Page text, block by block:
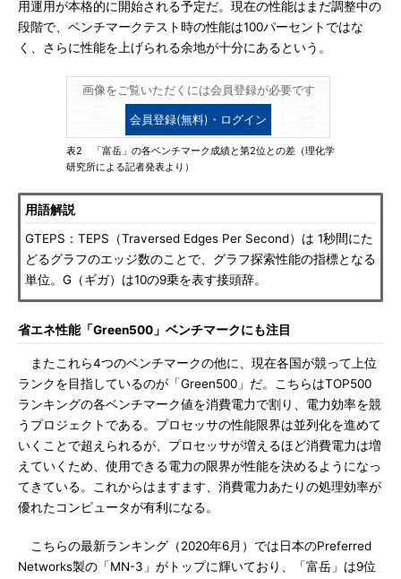
用運用が本格的に開始される予定だ。現在の性能はまだ調整中の
段階で、ベンチマークテスト時の性能は100パーセントではな
く、さらに性能を上げられる余地が十分にあるという。
画像をご覧いただくには会員登録が必要です
会員登録(無料)・ログイン
表2 「富岳」の各ベンチマーク成績と第2位との差（理化学
研究所による記者発表より）
用語解説
GTEPS：TEPS（Traversed Edges Per Second）は 1秒間にた
どるグラフのエッジ数のことで、グラフ探索性能の指標となる
単位。G（ギガ）は10の9乗を表す接頭辞。
省エネ性能「Green500」ベンチマークにも注目
またこれら4つのベンチマークの他に、現在各国が競って上位
ランクを目指しているのが「Green500」だ。こちらはTOP500
ランキングの各ベンチマーク値を消費電力で割り、電力効率を競
うプロジェクトである。プロセッサの性能限界は並列化を進めて
いくことで超えられるが、プロセッサが増えるほど消費電力は増
えていくため、使用できる電力の限界が性能を決めるようになっ
てきている。これからはますます、消費電力あたりの処理効率が
優れたコンピュータが有利になる。
こちらの最新ランキング（2020年6月）では日本のPreferred
Networks製の「MN-3」がトップに輝いており、「富岳」は9位